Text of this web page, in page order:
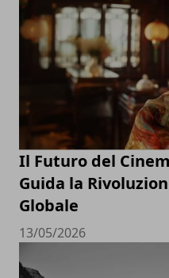
Il Futuro del
Guida la
Globale
13/05/2026